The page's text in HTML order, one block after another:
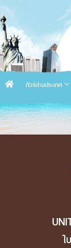
ทัวร์ต่างประเทศ
ใ